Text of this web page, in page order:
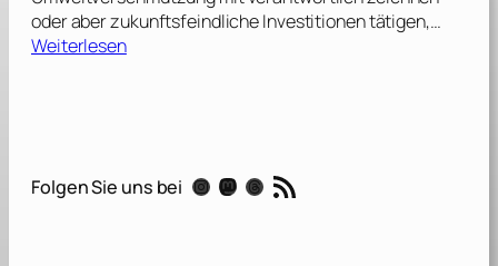
oder aber zukunftsfeindliche Investitionen tätigen,…
Weiterlesen:
e
Folgen Sie uns bei Instagram Mastodon Threads RSS-Feed